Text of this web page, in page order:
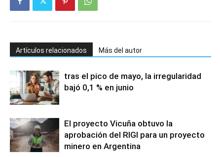
Artículos relacionados Más del autor
tras el pico de mayo, la irregularidad
bajó 0,1 % en junio
El proyecto Vicuña obtuvo la
aprobación del RIGI para un proyecto
minero en Argentina